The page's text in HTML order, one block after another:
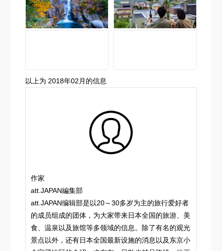
以上为 2018年02月的信息
作家
att.JAPAN編集部
att.JAPAN编辑部是以20～30多岁为主的旅行爱好者
的成员组成的团体，为大家带来日本全国的旅游、美
食、温泉以及旅馆等多领域的信息。除了有名的观光
景点以外，还有日本全国最新设施的消息以及东京小